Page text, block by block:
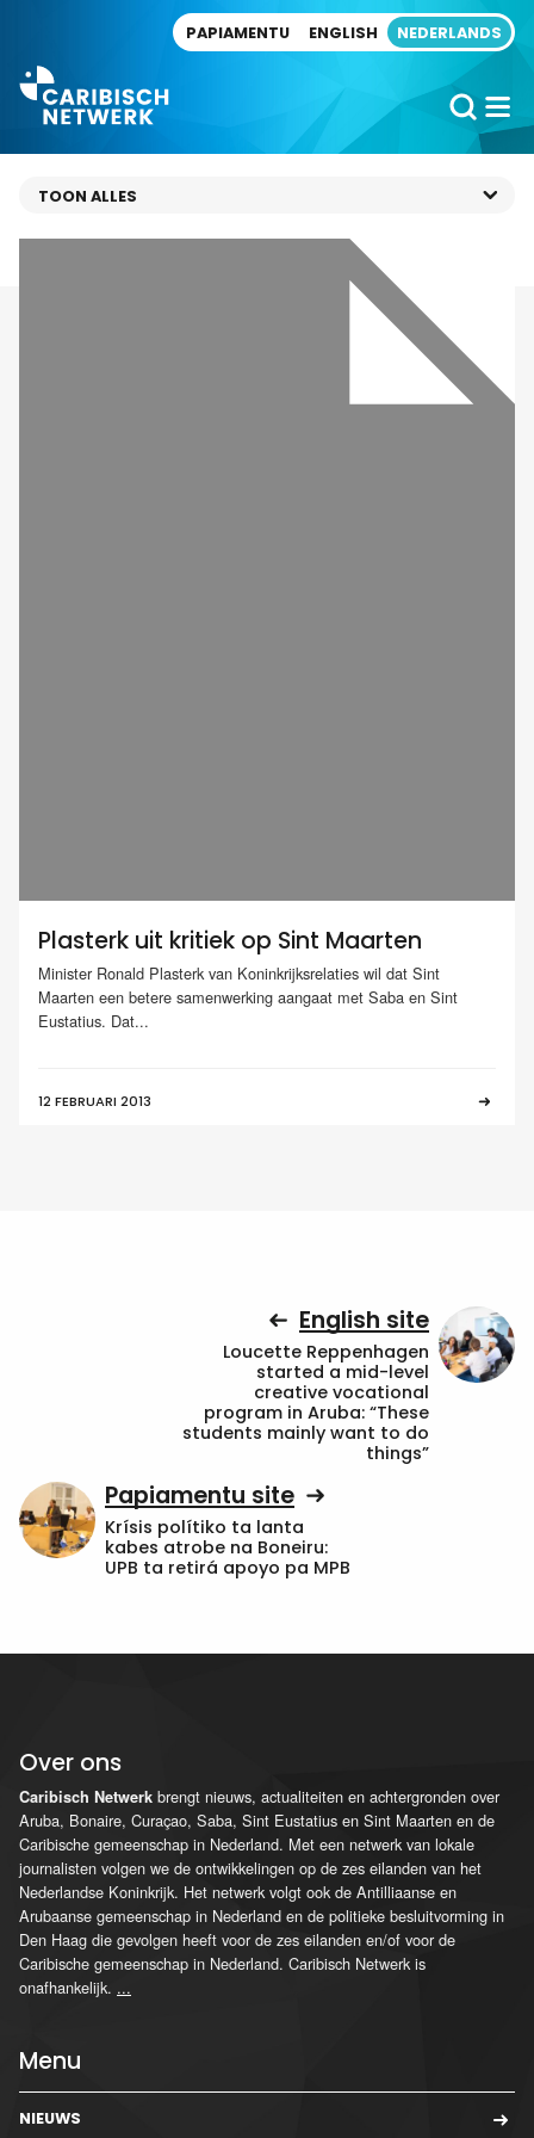
PAPIAMENTU ENGLISH NEDERLANDS
Plasterk uit kritiek op Sint Maarten
Minister Ronald Plasterk van Koninkrijksrelaties wil dat Sint
Maarten een betere samenwerking aangaat met Saba en Sint
Eustatius. Dat...
12 FEBRUARI 2013
English site
Loucette Reppenhagen
started a mid-level
creative vocational
program in Aruba: “These
students mainly want to do
things”
Papiamentu site
Krísis polítiko ta lanta
kabes atrobe na Boneiru:
UPB ta retirá apoyo pa MPB
Over ons
Caribisch Netwerk brengt nieuws, actualiteiten en achtergronden over
Aruba, Bonaire, Curaçao, Saba, Sint Eustatius en Sint Maarten en de
Caribische gemeenschap in Nederland. Met een netwerk van lokale
journalisten volgen we de ontwikkelingen op de zes eilanden van het
Nederlandse Koninkrijk. Het netwerk volgt ook de Antilliaanse en
Arubaanse gemeenschap in Nederland en de politieke besluitvorming in
Den Haag die gevolgen heeft voor de zes eilanden en/of voor de
Caribische gemeenschap in Nederland. Caribisch Netwerk is
onafhankelijk. ...
Menu
NIEUWS